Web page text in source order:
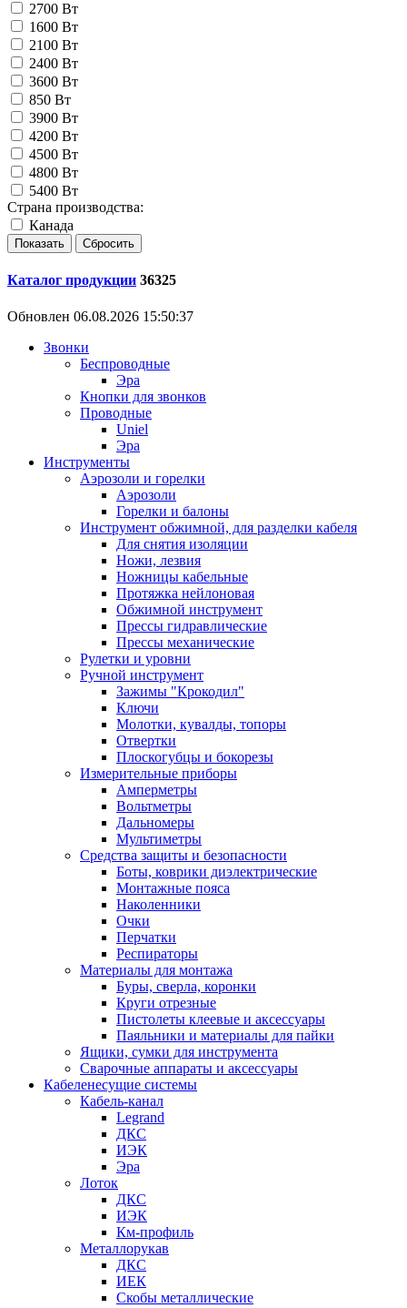
2700 Вт
1600 Вт
2100 Вт
2400 Вт
3600 Вт
850 Вт
3900 Вт
4200 Вт
4500 Вт
4800 Вт
5400 Вт
Страна производства:
Канада
Каталог продукции 36325
Обновлен 06.08.2026 15:50:37
Звонки
Беспроводные
Эра
Кнопки для звонков
Проводные
Uniel
Эра
Инструменты
Аэрозоли и горелки
Аэрозоли
Горелки и балоны
Инструмент обжимной, для разделки кабеля
Для снятия изоляции
Ножи, лезвия
Ножницы кабельные
Протяжка нейлоновая
Обжимной инструмент
Прессы гидравлические
Прессы механические
Рулетки и уровни
Ручной инструмент
Зажимы "Крокодил"
Ключи
Молотки, кувалды, топоры
Отвертки
Плоскогубцы и бокорезы
Измерительные приборы
Амперметры
Вольтметры
Дальномеры
Мультиметры
Средства защиты и безопасности
Боты, коврики диэлектрические
Монтажные пояса
Наколенники
Очки
Перчатки
Респираторы
Материалы для монтажа
Буры, сверла, коронки
Круги отрезные
Пистолеты клеевые и аксессуары
Паяльники и материалы для пайки
Ящики, сумки для инструмента
Сварочные аппараты и аксессуары
Кабеленесущие системы
Кабель-канал
Legrand
ДКС
ИЭК
Эра
Лоток
ДКС
ИЭК
Км-профиль
Металлорукав
ДКС
ИЕК
Скобы металлические